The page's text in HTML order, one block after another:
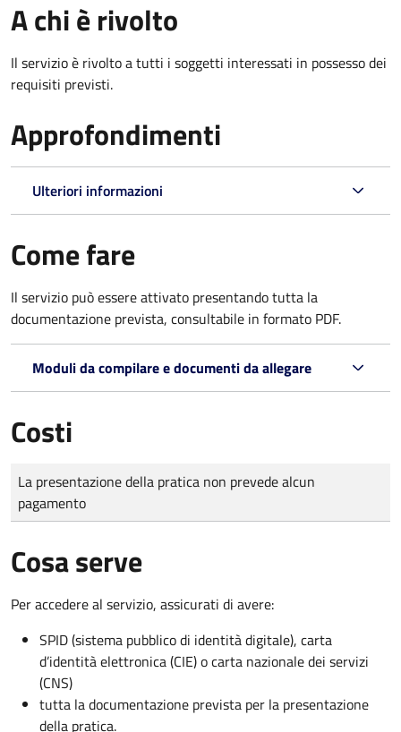
A chi è rivolto
Il servizio è rivolto a tutti i soggetti interessati in possesso dei
requisiti previsti.
Approfondimenti
Ulteriori informazioni
Come fare
Il servizio può essere attivato presentando tutta la
documentazione prevista, consultabile in formato PDF.
Moduli da compilare e documenti da allegare
Costi
Tipo di pagamento
Importo
La presentazione della pratica non prevede alcun
pagamento
Cosa serve
Per accedere al servizio, assicurati di avere:
SPID (sistema pubblico di identità digitale), carta
d’identità elettronica (CIE) o carta nazionale dei servizi
(CNS)
tutta la documentazione prevista per la presentazione
della pratica.